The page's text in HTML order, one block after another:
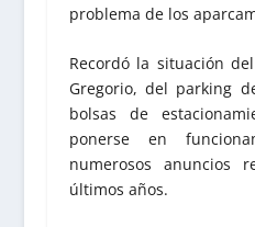
problema de los
Recordó la situación
Gregorio, del parking
bolsas de
ponerse en
numerosos anuncios
últimos años.